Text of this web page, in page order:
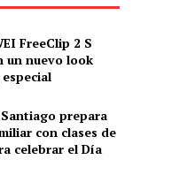
FreeClip 2 S
un nuevo look
prepara
con clases de
celebrar el Día